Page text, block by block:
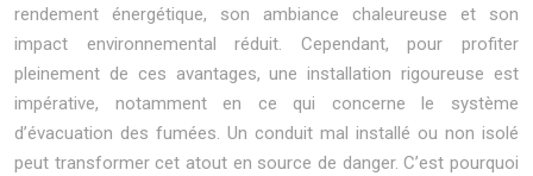
rendement énergétique, son ambiance chaleureuse et son
impact environnemental réduit. Cependant, pour profiter
pleinement de ces avantages, une installation rigoureuse est
impérative, notamment en ce qui concerne le système
d’évacuation des fumées. Un conduit mal installé ou non isolé
peut transformer cet atout en source de danger. C’est pourquoi